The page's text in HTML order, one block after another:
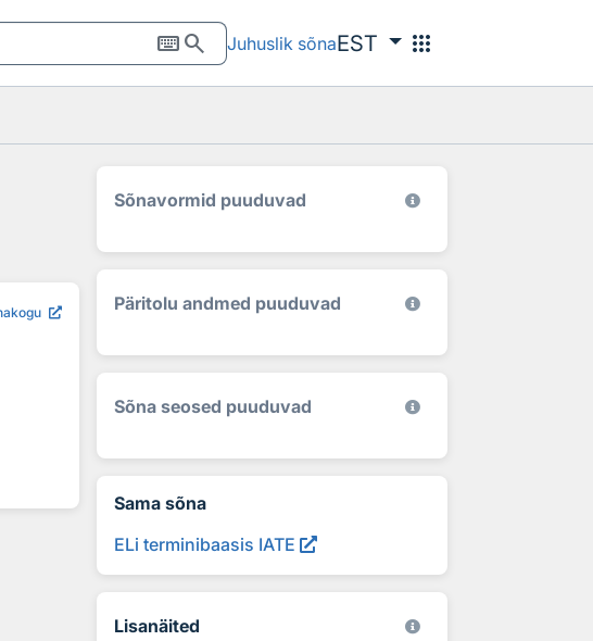
keyboardsearch Juhuslik sõnaEST apps
Sõnavormid puuduvad
Päritolu andmed puuduvad
Sõna seosed puuduvad
Sama sõna
ELi terminibaasis IATE
Lisanäited